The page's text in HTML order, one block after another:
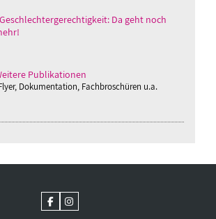
Da geht noch
Publikationen
Dokumentation, Fachbroschüren u.a.